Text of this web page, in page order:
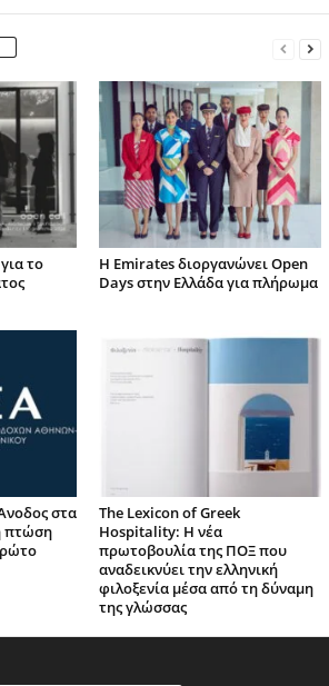
το
Η Emirates διοργανώνει Open
Days στην Ελλάδα για πλήρωμα
στα
πτώση
The Lexicon of Greek
Hospitality: Η νέα
πρωτοβουλία της ΠΟΞ που
αναδεικνύει την ελληνική
φιλοξενία μέσα από τη δύναμη
της γλώσσας